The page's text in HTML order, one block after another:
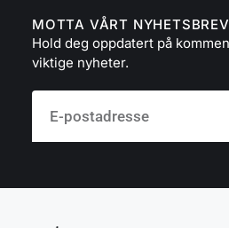
MOTTA VÅRT NYHETSBREV
Hold deg oppdatert på
viktige nyheter.